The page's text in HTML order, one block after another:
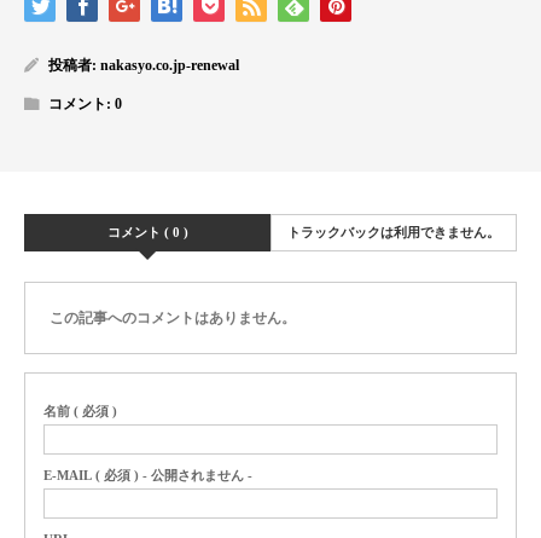
投稿者: nakasyo.co.jp-renewal
コメント: 0
コメント ( 0 ) トラックバックは利用できません。
この記事へのコメントはありません。
名前 ( 必須 )
E-MAIL ( 必須 ) - 公開されません -